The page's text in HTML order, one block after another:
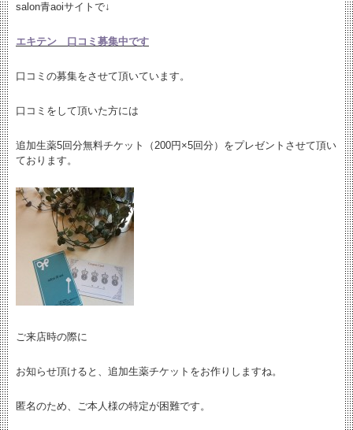
salon青aoiサイトで↓
エキテン 口コミ募集中です
口コミの募集をさせて頂いています。
口コミをして頂いた方には
追加生薬5回分無料チケット（200円×5回分）をプレゼントさせて頂い
ております。
ご来店時の際に
お知らせ頂けると、追加生薬チケットをお作りしますね。
匿名のため、ご本人様の特定が困難です。